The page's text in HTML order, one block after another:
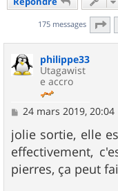
175 messages
philippe33
Utagawist
e accro
M
s
s
a
g
e
24 mars 2019, 20:04
jolie sortie, elle
effectivement,
pierres, ça peut